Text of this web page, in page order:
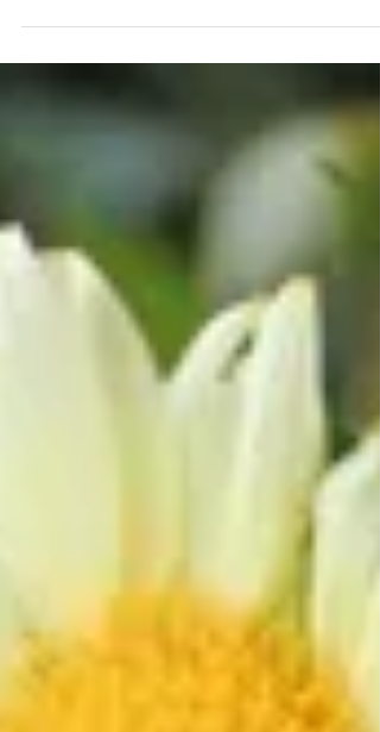
作にラッピングして 夏のお土産に♪